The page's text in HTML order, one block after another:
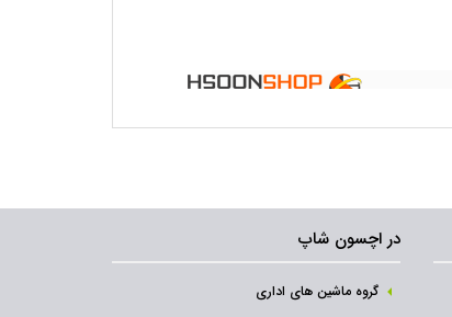
در اچسون شاپ
گروه ماشین های اداری